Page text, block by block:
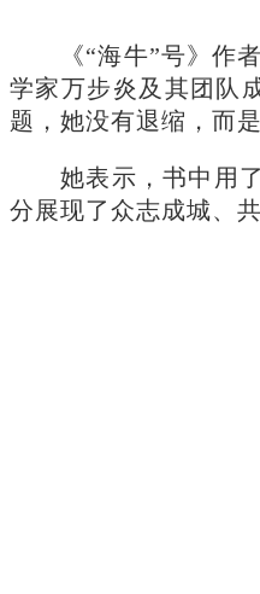
《“海牛”号》作
学家万步炎及其团队
题，她没有退缩，而
她表示，书中用
分展现了众志成城、